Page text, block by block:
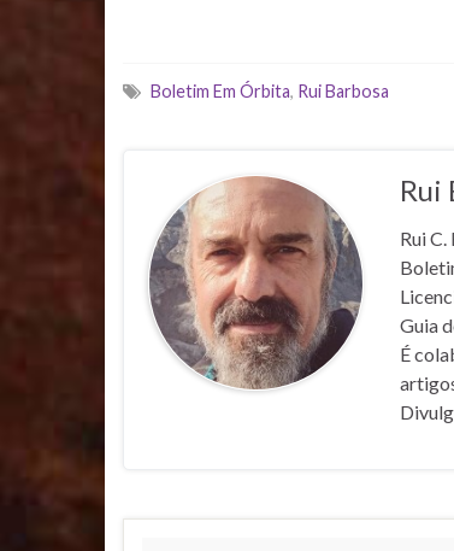
Boletim Em Órbita, Rui Barbosa
Rui
Rui
Guia
É